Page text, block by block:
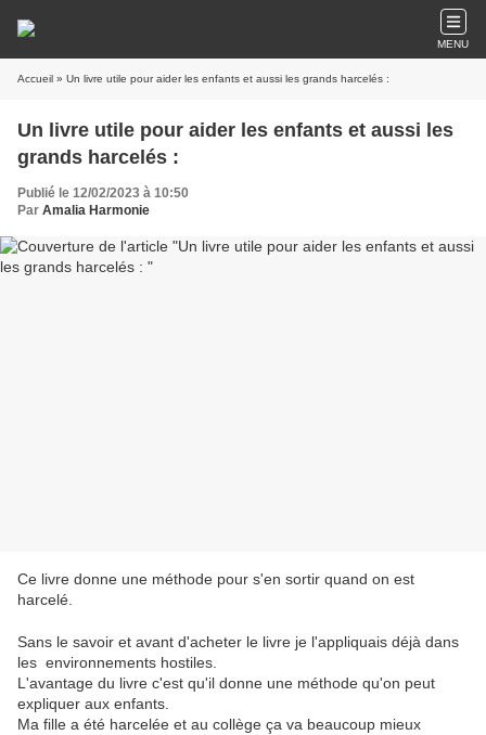
MENU
Accueil » Un livre utile pour aider les enfants et aussi les grands harcelés :
Un livre utile pour aider les enfants et aussi les
grands harcelés :
Publié le 12/02/2023 à 10:50
Par Amalia Harmonie
Ce livre donne une méthode pour s'en sortir quand on est
harcelé.
Sans le savoir et avant d'acheter le livre je l'appliquais déjà dans
les environnements hostiles.
L'avantage du livre c'est qu'il donne une méthode qu'on peut
expliquer aux enfants.
Ma fille a été harcelée et au collège ça va beaucoup mieux